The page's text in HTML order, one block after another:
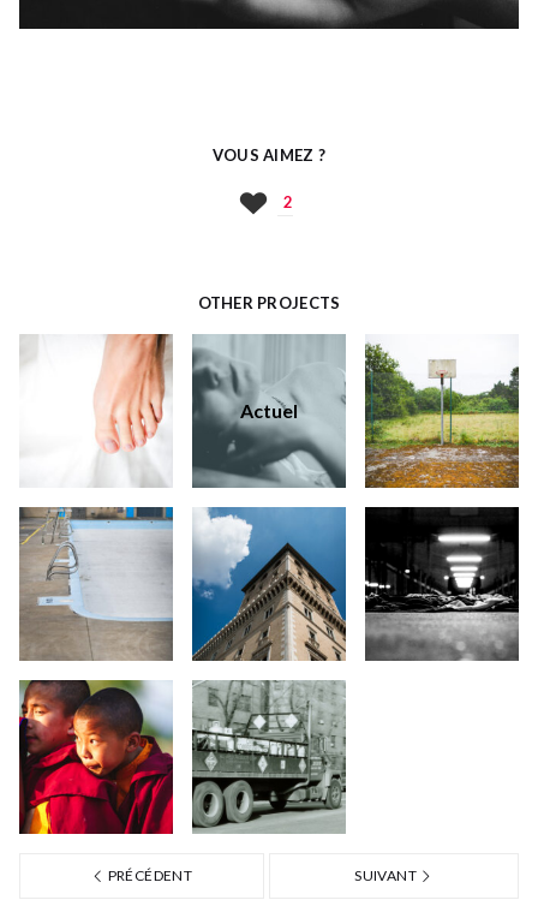
VOUS AIMEZ ?
2
OTHER PROJECTS
Actuel
PRÉCÉDENT SUIVANT